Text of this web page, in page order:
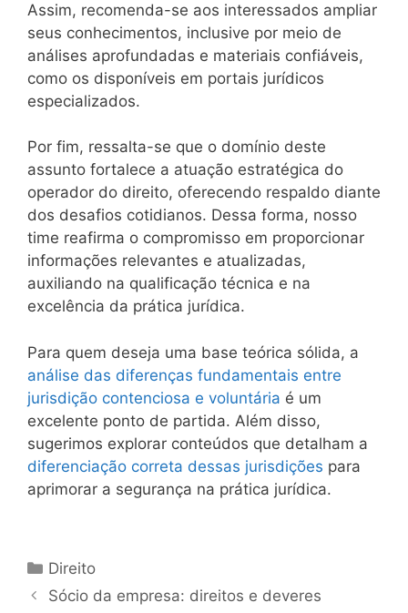
Assim, recomenda-se aos interessados ampliar
seus conhecimentos, inclusive por meio de
análises aprofundadas e materiais confiáveis,
como os disponíveis em portais jurídicos
especializados.
Por fim, ressalta-se que o domínio deste
assunto fortalece a atuação estratégica do
operador do direito, oferecendo respaldo diante
dos desafios cotidianos. Dessa forma, nosso
time reafirma o compromisso em proporcionar
informações relevantes e atualizadas,
auxiliando na qualificação técnica e na
excelência da prática jurídica.
Para quem deseja uma base teórica sólida, a
análise das diferenças fundamentais entre
jurisdição contenciosa e voluntária é um
excelente ponto de partida. Além disso,
sugerimos explorar conteúdos que detalham a
diferenciação correta dessas jurisdições para
aprimorar a segurança na prática jurídica.
Categorias
Direito
Sócio da empresa: direitos e deveres